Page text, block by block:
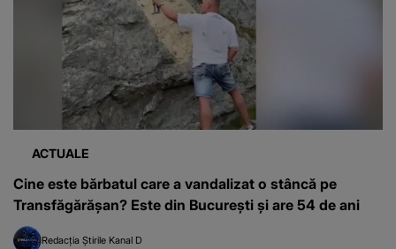
ACTUALE
Cine este bărbatul care a vandalizat o stâncă pe
Transfăgărășan? Este din București și are 54 de ani
Redacția Știrile Kanal D